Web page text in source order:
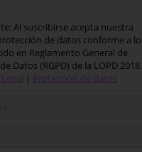
Al suscribirse acepta nuestra
de datos conforme a lo
en Reglamento General de
Datos (RGPD) de la LOPD 2018.
| Protección de datos